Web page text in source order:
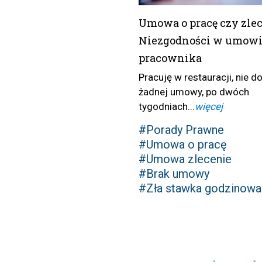
Umowa o pracę czy
Niezgodności w
pracownika
Pracuję w restauracji, nie
żadnej umowy, po dwóch
tygodniach...więcej
#Porady Prawne
#Umowa o pracę
#Umowa zlecenie
#Brak umowy
#Zła stawka godzinowa